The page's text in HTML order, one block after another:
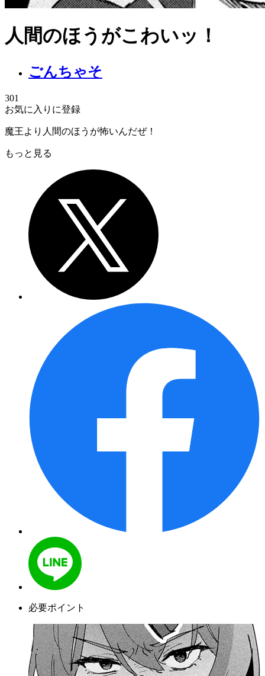
人間のほうがこわいッ！
ごんちゃそ
301
お気に入りに登録
魔王より人間のほうが怖いんだぜ！
もっと見る
必要ポイント